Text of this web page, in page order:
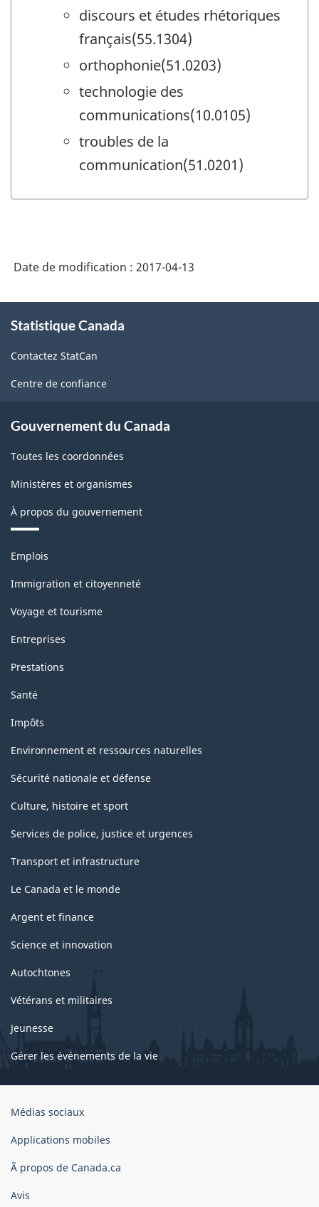
discours et études rhétoriques
français(55.1304)
orthophonie(51.0203)
technologie des
communications(10.0105)
troubles de la
communication(51.0201)
Date de modification : 2017-04-13
propos
ce
site
Statistique Canada
Contactez StatCan
Centre de confiance
Gouvernement du Canada
Toutes les coordonnées
Ministères et organismes
À propos du gouvernement
Thèmes
sujets
Emplois
Immigration et citoyenneté
Voyage et tourisme
Entreprises
Prestations
Santé
Impôts
Environnement et ressources naturelles
Sécurité nationale et défense
Culture, histoire et sport
Services de police, justice et urgences
Transport et infrastructure
Le Canada et le monde
Argent et finance
Science et innovation
Autochtones
Vétérans et militaires
Jeunesse
Gérer les événements de la vie
Organisation
gouvernement
Canada
Médias sociaux
Applications mobiles
Ã propos de Canada.ca
Avis